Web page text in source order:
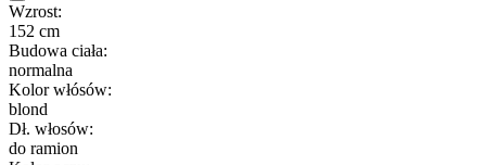
Wzrost:
152 cm
Budowa ciała:
normalna
Kolor włósów:
blond
Dł. włosów:
do ramion